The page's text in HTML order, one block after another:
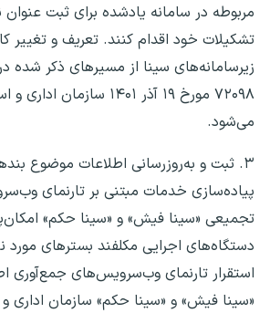
مربوطه در سامانه یادشده برای ثبت عنوان
تشکیلات خود اقدام کنند. تعریف و تغییر
زیرسامانه‌های سینا از مسیرهای ذکر شده
۷۲۰۹۸ مورخ ۱۹ آذر ۱۴۰۱
‌می‌شود.
۳. ثبت و به‌روزرسانی اطلاعات موضوع
پیاده‌سازی خدمات مبتنی بر تارنمای
تجمیعی «سینا فیش» و «سینا حکم»
دستگاه‌های اجرایی مکلفند بسترهای مورد
استقرار تارنمای وب‌سرویس‌های جمع‌آوری
«سینا فیش» و «سینا حکم» سازمان اداری